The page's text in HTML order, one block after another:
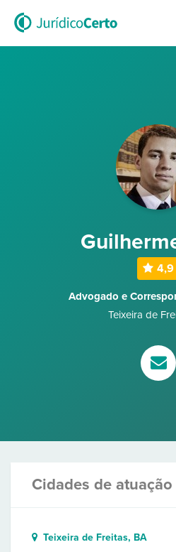
4,9
Advogado e
Teixeira de
Cidades de atuação
Teixeira de Freitas, BA